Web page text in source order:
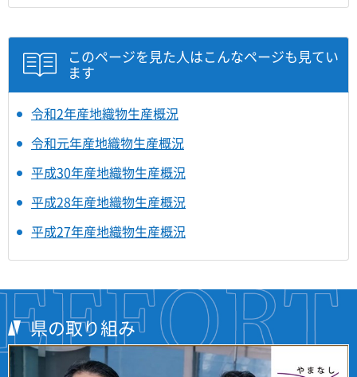
このページを見た人はこんなページも見てい
ます
令和2年産地織物生産概況
令和元年産地織物生産概況
平成30年産地織物生産概況
平成28年産地織物生産概況
平成27年産地織物生産概況
県の取り組み